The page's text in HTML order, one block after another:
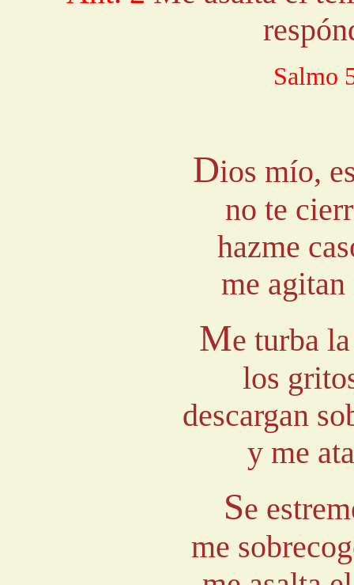
Salmo
Dios mío,
no te
hazme
me agitan
Me turba
los
descargan
y me
Se
me